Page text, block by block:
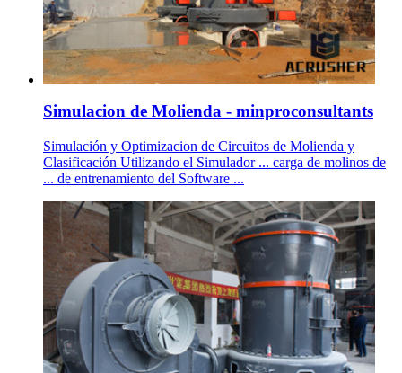
Simulacion de Molienda - minproconsultants
Simulación y Optimizacion de Circuitos de Molienda y
Clasificación Utilizando el Simulador ... carga de molinos de
... de entrenamiento del Software ...